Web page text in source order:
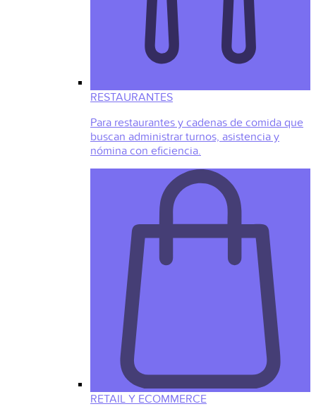
RESTAURANTES
Para restaurantes y cadenas de comida que
buscan administrar turnos, asistencia y
nómina con eficiencia.
RETAIL Y ECOMMERCE